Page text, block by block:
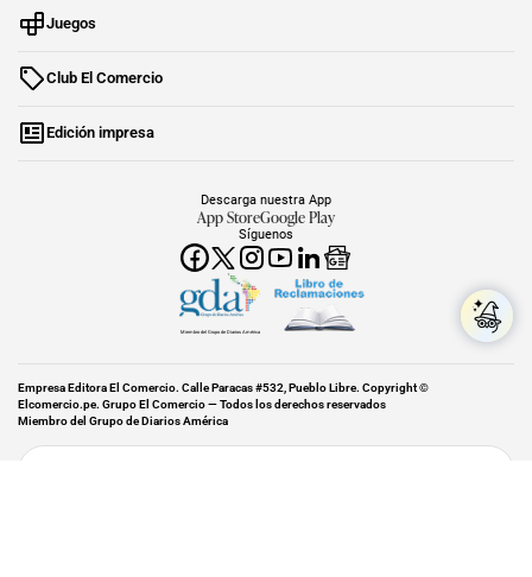
Juegos
Club El Comercio
Edición impresa
Síguenos
Descarga nuestra App
App StoreGoogle Play
Miembro del Grupo de Diarios América
Empresa Editora El Comercio. Calle Paracas #532, Pueblo Libre. Copyright ©
Elcomercio.pe. Grupo El Comercio — Todos los derechos reservados
Miembro del Grupo de Diarios América